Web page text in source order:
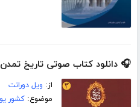
🎧 دانلود کتاب صوتی تاریخ
از: ویل دورانت
موضوع:کشور